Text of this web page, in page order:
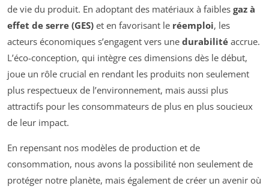
de vie du produit. En adoptant des matériaux à faibles gaz à
effet de serre (GES) et en favorisant le réemploi, les
acteurs économiques s’engagent vers une durabilité accrue.
L’éco-conception, qui intègre ces dimensions dès le début,
joue un rôle crucial en rendant les produits non seulement
plus respectueux de l’environnement, mais aussi plus
attractifs pour les consommateurs de plus en plus soucieux
de leur impact.
En repensant nos modèles de production et de
consommation, nous avons la possibilité non seulement de
protéger notre planète, mais également de créer un avenir où